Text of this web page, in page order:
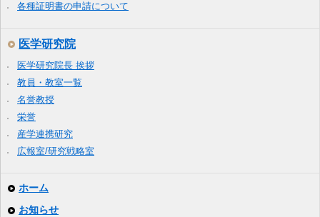
各種証明書の申請について
医学研究院
医学研究院長 挨拶
教員・教室一覧
名誉教授
栄誉
産学連携研究
広報室/研究戦略室
ホーム
お知らせ